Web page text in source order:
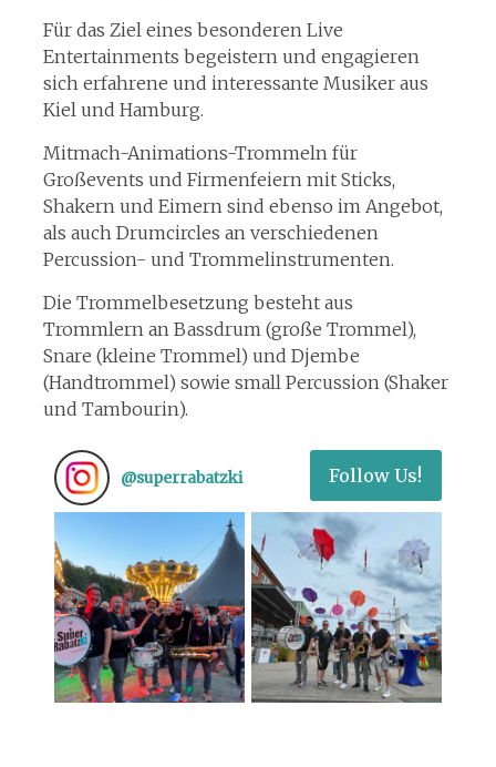
Für das Ziel eines besonderen Live
Entertainments begeistern und engagieren
sich erfahrene und interessante Musiker aus
Kiel und Hamburg.
Mitmach-Animations-Trommeln für
Großevents und Firmenfeiern mit Sticks,
Shakern und Eimern sind ebenso im Angebot,
als auch Drumcircles an verschiedenen
Percussion- und Trommelinstrumenten.
Die Trommelbesetzung besteht aus
Trommlern an Bassdrum (große Trommel),
Snare (kleine Trommel) und Djembe
(Handtrommel) sowie small Percussion (Shaker
und Tambourin).
@superrabatzki Follow Us!